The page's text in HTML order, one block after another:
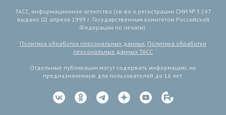
ТАСС, информационное агентство (св-во о регистрации СМИ № 3 247
выдано 02 апреля 1999 г. Государственным комитетом Российской
Федерации по печати).
Политика обработки персональных данных, Политика обработки
персональных данных ТАСС
Отдельные публикации могут содержать информацию, не
предназначенную для пользователей до 16 лет.